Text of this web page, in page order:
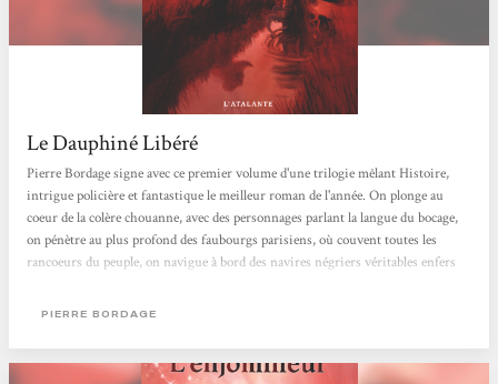
Le Dauphiné Libéré
Pierre Bordage signe avec ce premier volume d'une trilogie mêlant Histoire,
intrigue policière et fantastique le meilleur roman de l'année. On plonge au
coeur de la colère chouanne, avec des personnages parlant la langue du bocage,
on pénètre au plus profond des faubourgs parisiens, où couvent toutes les
rancoeurs du peuple, on navigue à bord des navires négriers véritables enfers
par le souffle de l'époque... Pierre Bordage, comme Alexandre Dumas ou Paul
PIERRE BORDAGE